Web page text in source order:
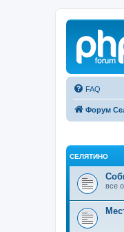
FAQ
Форум
СЕЛЯТИНО
все